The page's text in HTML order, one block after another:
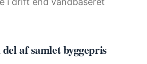
af samlet byggepris